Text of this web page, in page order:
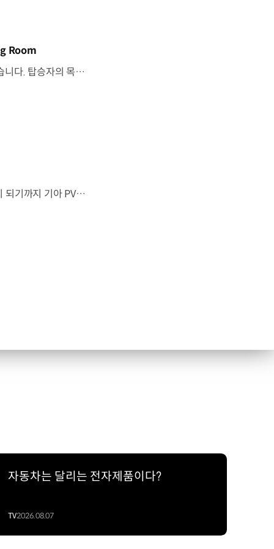
Room
기아 PV5 WAV는 교통약자의 일상을 기준으로이동 과정을 다시 설계했습니다. 탑승자의 목적에 맞게 확장되는 모빌리티, PV5 WAV 개발 스토리를 영상으로 확인해 보세요. #현대자동차그룹 #TheMovingRoom #기아 #PV5 #PV5WAV #PBV #목적기반모빌리티
“이 방이 통째로 움직였으면 좋겠다”그림 속에서만 그리던 여행이 현실이 되기까지 기아 PV5 WAV는 필요한 의료 장비를 싣고가족과 한 공간에서 함께 떠날 수 있도록이동의 경험을 다시 설계했습니다. 같은 풍경을 보고, 같은 순간을 나누는 일현대자동차그룹은 모두를 위한 이동을 만들어갑니다. #현대자동차그룹 #TheMovingRoom #PV5 #기아 #목적기반모빌리티 #PV5WAV #PBV
자동차는 달리는 전자제품이다?
TV2026.08.07